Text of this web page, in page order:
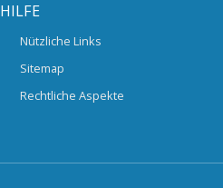
HILFE
Nützliche Links
Sitemap
Rechtliche Aspekte